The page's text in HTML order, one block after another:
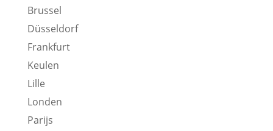
Brussel
Düsseldorf
Frankfurt
Keulen
Lille
Londen
Parijs